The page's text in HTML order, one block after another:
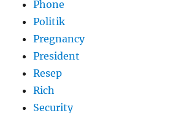
Phone
Politik
Pregnancy
President
Resep
Rich
Security